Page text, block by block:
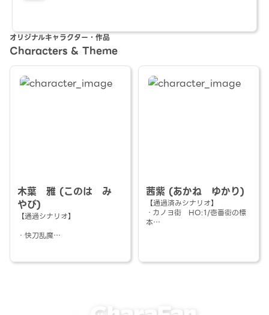
オリジナルキャラクター・作品
Characters & Theme
木葉 雅 (このは み
やび)
【通過シナリオ】
・快刀乱魔
児
運転がめちゃくちゃ下手くそ
茜紫 (あかね ゆかり)
【通過済みシナリオ】
・カノヨ街 HO:1/壱番街の標
本
る